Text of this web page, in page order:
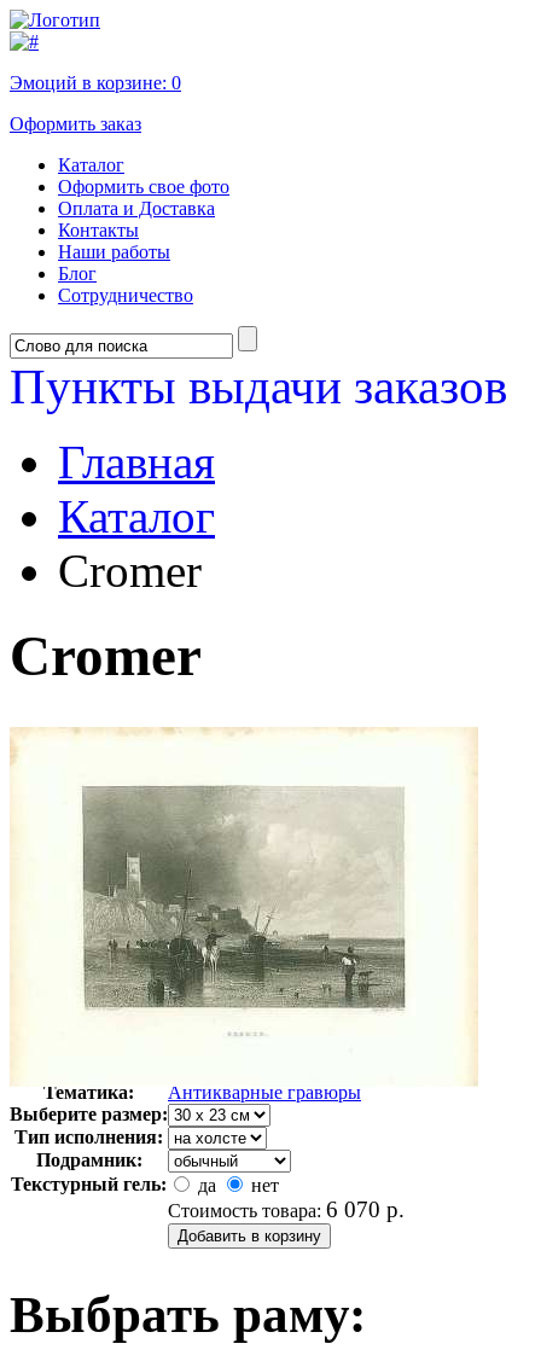
Эмоций в корзине: 0
Оформить заказ
Каталог
Оформить свое фото
Оплата и Доставка
Контакты
Наши работы
Блог
Сотрудничество
Пункты выдачи заказов
Главная
Каталог
Cromer
Cromer
Тематика:
Антикварные гравюры
Выберите размер:
Тип исполнения:
Подрамник:
Текстурный гель:
да
нет
Стоимость товара: 6 070 р.
Выбрать раму: